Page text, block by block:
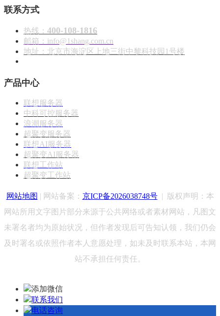
联系方式
热线： 400-108-1816
邮箱：info@1shang.com.cn
地址：北京市海淀区上地三街中黎科技园1号楼
产品中心
联想服务器
中科可控服务器
浪潮服务器
超聚变服务器
联想AI服务器
超聚变AI服务器
联想工作站
超聚变工作站
网站地图 | 网站备案： 京ICP备2026038748号| 版权声明： 本
网站所用文字图片部分来源于公共网络或者素材网站，凡图文
未署名者均为原始状况，但作者发现后可告知认领，我们仍会
及时署名或依照作者本人意愿处理，如未及时联系本站，本网
站不承担任何责任。
添加微信
联系我们
电话咨询